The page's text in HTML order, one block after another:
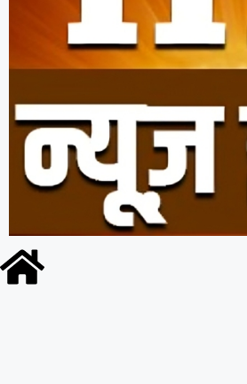
कांवड़ यात्रा को